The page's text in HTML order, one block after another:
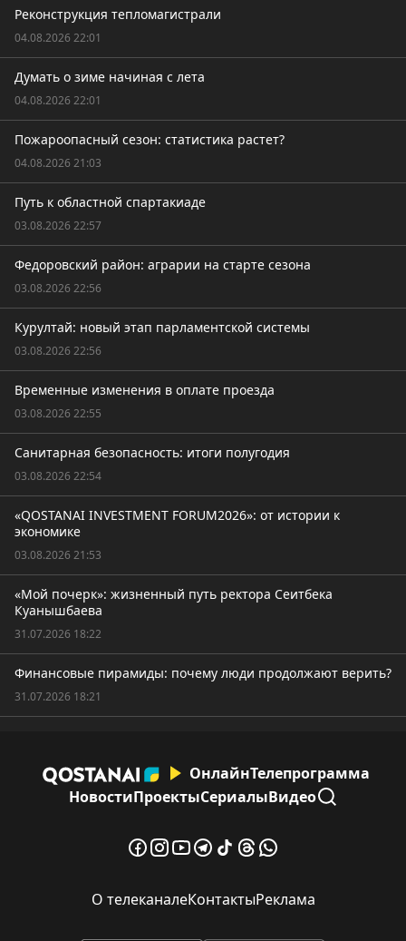
Реконструкция тепломагистрали
04.08.2026 22:01
Думать о зиме начиная с лета
04.08.2026 22:01
Пожароопасный сезон: статистика растет?
04.08.2026 21:03
Путь к областной спартакиаде
03.08.2026 22:57
Федоровский район: аграрии на старте сезона
03.08.2026 22:56
Курултай: новый этап парламентской системы
03.08.2026 22:56
Временные изменения в оплате проезда
03.08.2026 22:55
Санитарная безопасность: итоги полугодия
03.08.2026 22:54
«QOSTANAI INVESTMENT FORUM2026»: от истории к
экономике
03.08.2026 21:53
«Мой почерк»: жизненный путь ректора Сеитбека
Куанышбаева
31.07.2026 18:22
Финансовые пирамиды: почему люди продолжают верить?
31.07.2026 18:21
ОнлайнТелепрограмма
НовостиПроектыСериалыВидео
О телеканалеКонтактыРеклама